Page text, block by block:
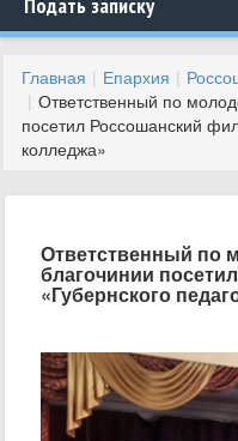
Главная Епархия
Ответственный по
посетил Россошанский
колледжа»
Ответственный по
благочинии
«Губернского